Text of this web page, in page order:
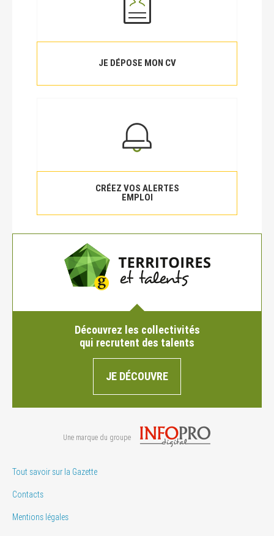
JE DÉPOSE MON CV
CRÉEZ VOS ALERTES
EMPLOI
Découvrez les collectivités
qui recrutent des talents
JE DÉCOUVRE
Une marque du groupe
Tout savoir sur la Gazette
Contacts
Mentions légales